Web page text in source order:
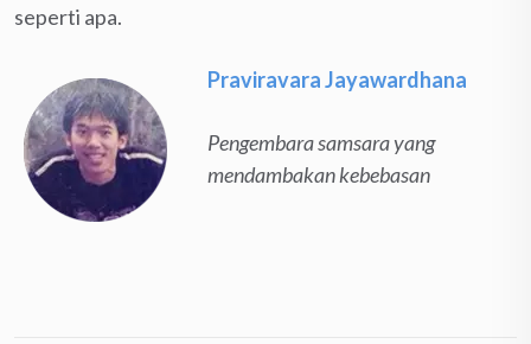
seperti apa.
Praviravara Jayawardhana
Pengembara samsara yang
mendambakan kebebasan